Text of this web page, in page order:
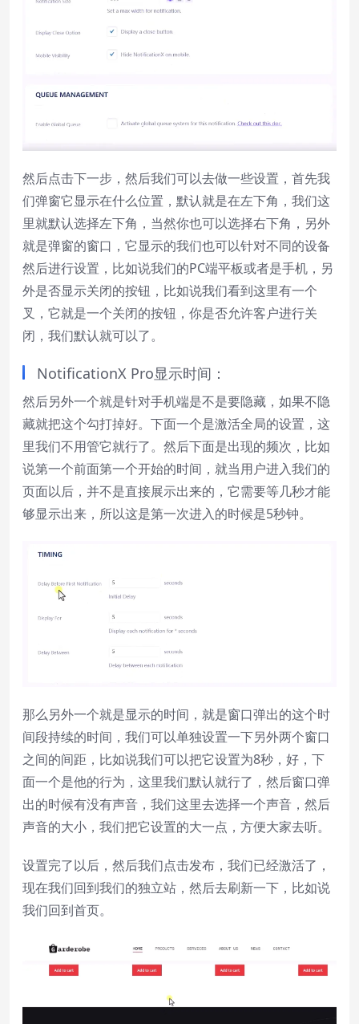
然后点击下一步，然后我们可以去做一些设置，首先我
们弹窗它显示在什么位置，默认就是在左下角，我们这
里就默认选择左下角，当然你也可以选择右下角，另外
就是弹窗的窗口，它显示的我们也可以针对不同的设备
然后进行设置，比如说我们的PC端平板或者是手机，另
外是否显示关闭的按钮，比如说我们看到这里有一个
叉，它就是一个关闭的按钮，你是否允许客户进行关
闭，我们默认就可以了。
NotificationX Pro显示时间：
然后另外一个就是针对手机端是不是要隐藏，如果不隐
藏就把这个勾打掉好。下面一个是激活全局的设置，这
里我们不用管它就行了。然后下面是出现的频次，比如
说第一个前面第一个开始的时间，就当用户进入我们的
页面以后，并不是直接展示出来的，它需要等几秒才能
够显示出来，所以这是第一次进入的时候是5秒钟。
那么另外一个就是显示的时间，就是窗口弹出的这个时
间段持续的时间，我们可以单独设置一下另外两个窗口
之间的间距，比如说我们可以把它设置为8秒，好，下
面一个是他的行为，这里我们默认就行了，然后窗口弹
出的时候有没有声音，我们这里去选择一个声音，然后
声音的大小，我们把它设置的大一点，方便大家去听。
设置完了以后，然后我们点击发布，我们已经激活了，
现在我们回到我们的独立站，然后去刷新一下，比如说
我们回到首页。